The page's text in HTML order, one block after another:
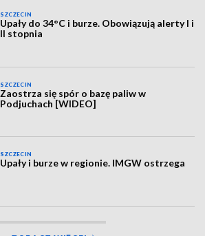
SZCZECIN
Upały do 34°C i burze. Obowiązują alerty I i
II stopnia
SZCZECIN
Zaostrza się spór o bazę paliw w
Podjuchach [WIDEO]
SZCZECIN
Upały i burze w regionie. IMGW ostrzega